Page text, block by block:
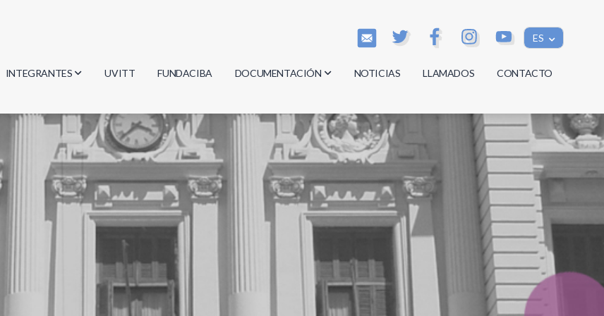
ES
INTEGRANTES
Investigadores
Estudiantes
Egresados
UVITT FUNDACIBA DOCUMENTACIÓN
Actas
Reglamentos
Documentos
NOTICIAS LLAMADOS CONTACTO